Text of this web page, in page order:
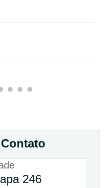
246